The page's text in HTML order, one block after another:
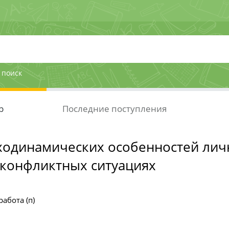
Последние поступления
особенностей
ситуациях
(п)